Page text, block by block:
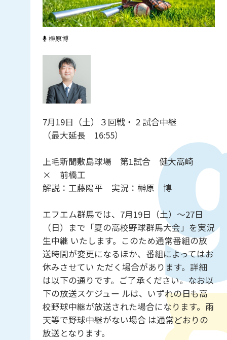
榊原博
7月19日（土）３回戦・２試合中継
（最大延長 16:55）
上毛新聞敷島球場 第1試合 健大高崎
× 前橋工
解説：工藤陽平 実況：榊原 博
エフエム群馬では、7月19日（土）～27日
（日）まで「夏の高校野球群馬大会」を実況
生中継 いたします。このため通常番組の放
送時間が変更になるほか、番組によってはお
休みさせてい ただく場合があります。詳細
は以下の通りです。ご了承ください。なお以
下の放送スケジュー ルは、いずれの日も高
校野球中継が放送された場合になります。雨
天等で野球中継がない場合 は通常どおりの
放送となります。